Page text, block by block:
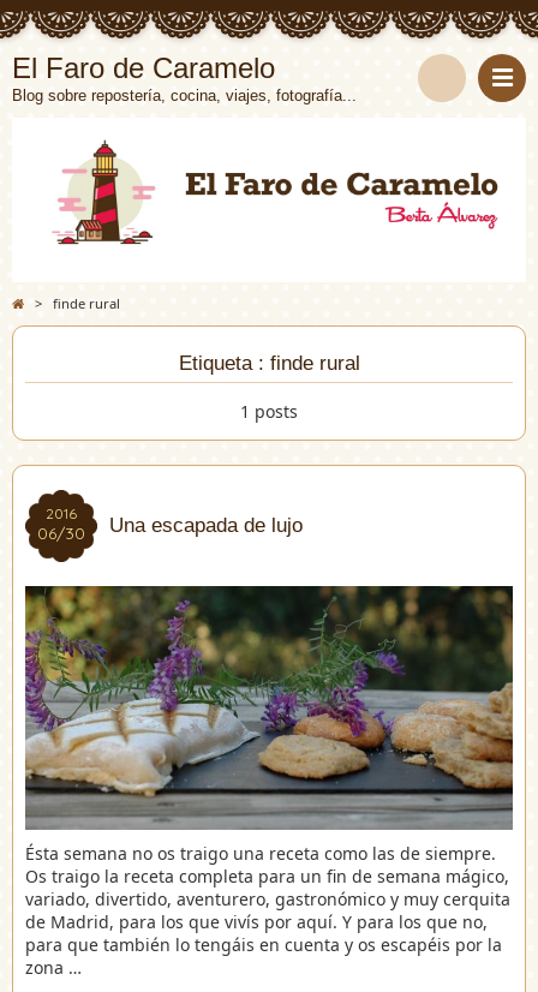
El Faro de Caramelo
Blog sobre repostería, cocina, viajes, fotografía...
> finde rural
Etiqueta : finde rural
1 posts
2016
06/30
2016
06/30 Una escapada de lujo
Ésta semana no os traigo una receta como las de siempre.
Os traigo la receta completa para un fin de semana mágico,
variado, divertido, aventurero, gastronómico y muy cerquita
de Madrid, para los que vivís por aquí. Y para los que no,
para que también lo tengáis en cuenta y os escapéis por la
zona …